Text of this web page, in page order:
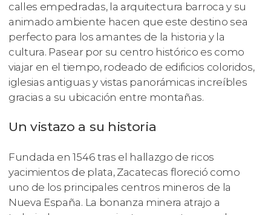
calles empedradas, la arquitectura barroca y su
animado ambiente hacen que este destino sea
perfecto para los amantes de la historia y la
cultura. Pasear por su centro histórico es como
viajar en el tiempo, rodeado de edificios coloridos,
iglesias antiguas y vistas panorámicas increíbles
gracias a su ubicación entre montañas.
Un vistazo a su historia
Fundada en 1546 tras el hallazgo de ricos
yacimientos de plata, Zacatecas floreció como
uno de los principales centros mineros de la
Nueva España. La bonanza minera atrajo a